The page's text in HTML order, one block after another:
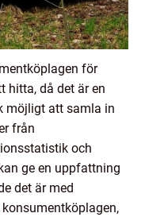
för
hitta, då det är en
möjligt att samla in
från
och
ge en uppfattning
det är med